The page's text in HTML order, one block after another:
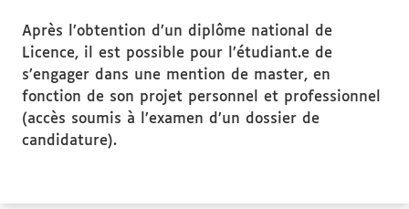
Après l’obtention d’un diplôme national de
Licence, il est possible pour l’étudiant.e de
s’engager dans une mention de master, en
fonction de son projet personnel et professionnel
(accès soumis à l’examen d’un dossier de
candidature).